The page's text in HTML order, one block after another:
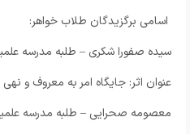
اسامی برگزیدگان طلاب خواهر:
سیده صفورا شکری – طلبه مدرسه
عنوان اثر: جایگاه امر به معروف و
معصومه صحرایی – طلبه مدرسه